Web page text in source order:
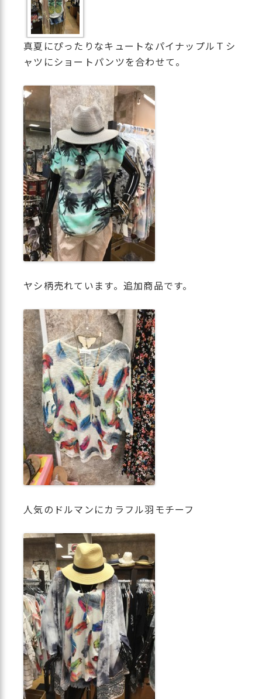
真夏にぴったりなキュートなパイナップルＴシ
ャツにショートパンツを合わせて。
ヤシ柄売れています。追加商品です。
人気のドルマンにカラフル羽モチーフ